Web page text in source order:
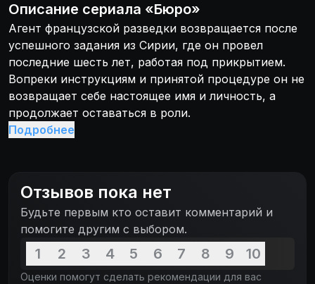
Описание сериала «Бюро»
Агент французской разведки возвращается после
успешного задания из Сирии, где он провел
последние шесть лет, работая под прикрытием.
Вопреки инструкциям и принятой процедуре он не
возвращает себе настоящее имя и личность, а
продолжает оставаться в роли.
Подробнее
Отзывов пока нет
Будьте первым кто оставит комментарий и
помогите другим с выбором.
1 2 3 4 5 6 7 8 9 10
Оценки помогут сделать рекомендации для вас